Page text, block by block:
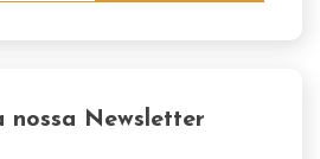
nossa Newsletter